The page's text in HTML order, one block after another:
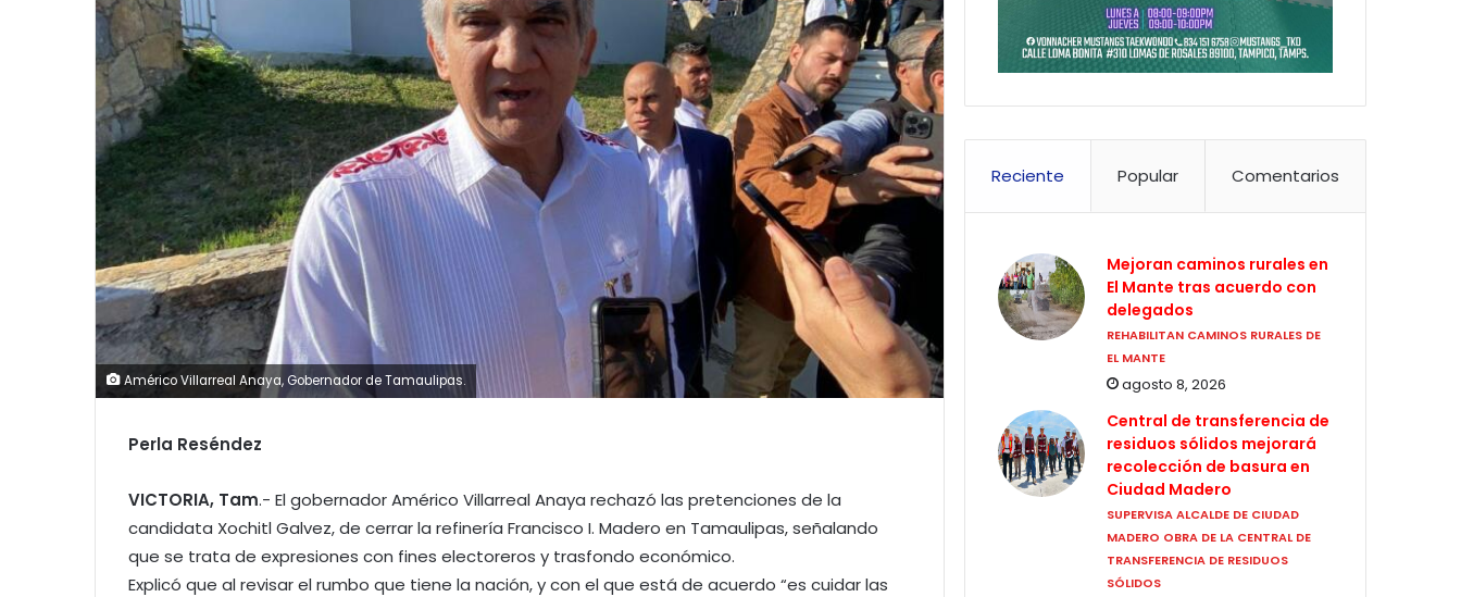
Américo Villarreal Anaya, Gobernador de Tamaulipas.
Perla Reséndez
VICTORIA, Tam.- El gobernador Américo Villarreal Anaya rechazó las pretenciones de la
candidata Xochitl Galvez, de cerrar la refinería Francisco I. Madero en Tamaulipas, señalando
que se trata de expresiones con fines electoreros y trasfondo económico.
Explicó que al revisar el rumbo que tiene la nación, y con el que está de acuerdo “es cuidar las
Reciente Popular Comentarios
Mejoran caminos rurales en
El Mante tras acuerdo con
delegados
REHABILITAN CAMINOS RURALES DE
EL MANTE
agosto 8, 2026
Central de transferencia de
residuos sólidos mejorará
recolección de basura en
Ciudad Madero
SUPERVISA ALCALDE DE CIUDAD
MADERO OBRA DE LA CENTRAL DE
TRANSFERENCIA DE RESIDUOS
SÓLIDOS